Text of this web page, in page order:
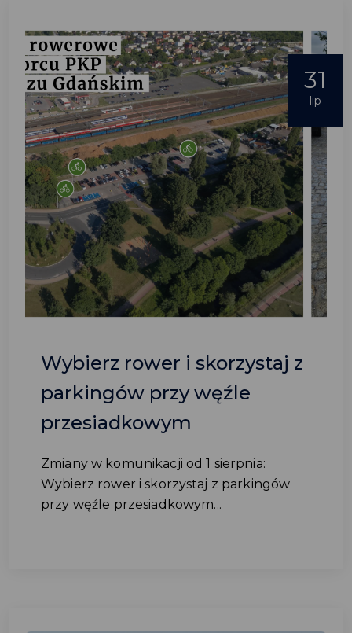
31
lip
Wybierz rower i skorzystaj z
parkingów przy węźle
przesiadkowym
Zmiany w komunikacji od 1 sierpnia:
Wybierz rower i skorzystaj z parkingów
przy węźle przesiadkowym...